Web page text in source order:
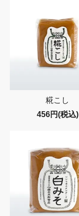
糀こし
456円(税込)